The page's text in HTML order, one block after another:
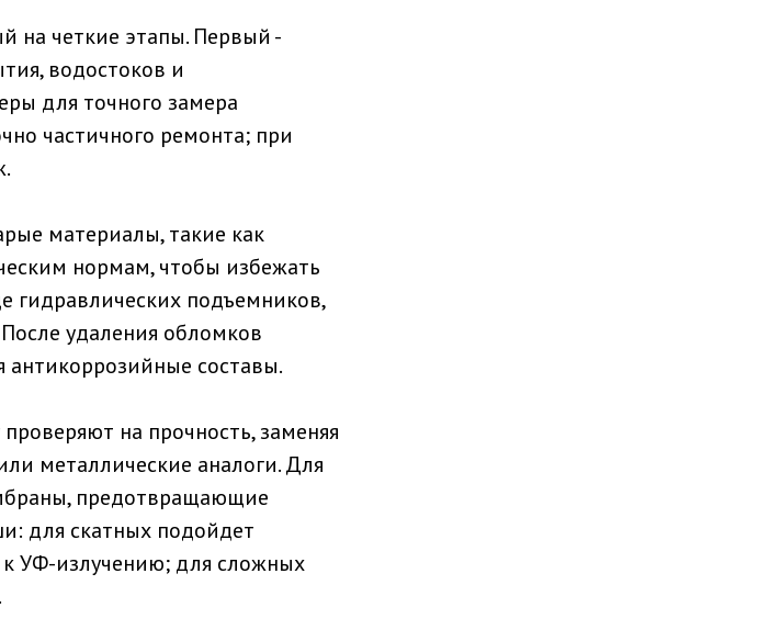
на четкие этапы. Первый -
водостоков и
для точного замера
частичного ремонта; при
материалы, такие как
нормам, чтобы избежать
гидравлических подъемников,
удаления обломков
составы.
на прочность, заменяя
металлические аналоги. Для
предотвращающие
для скатных подойдет
УФ-излучению; для сложных